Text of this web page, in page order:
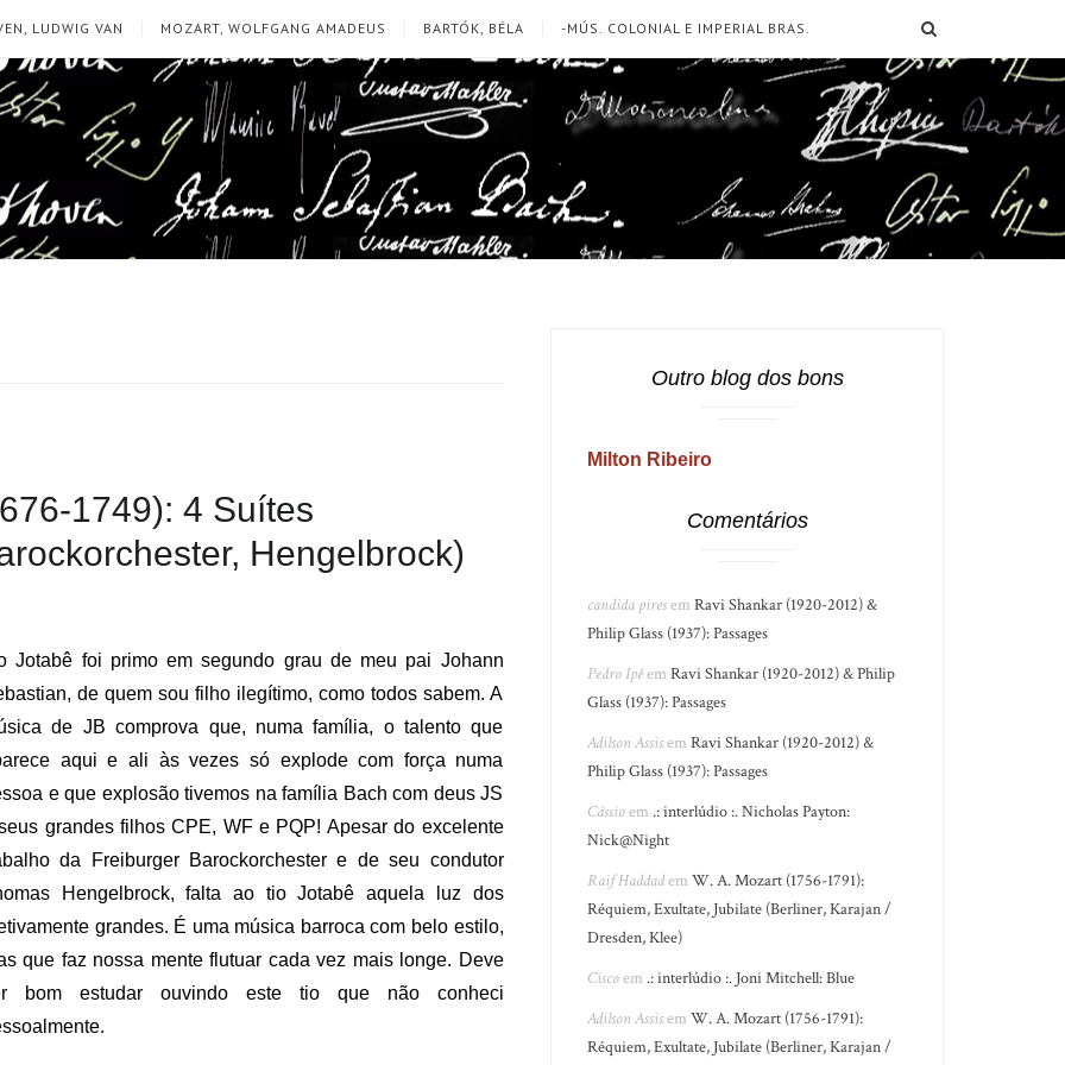
LUDWIG VAN MOZART, WOLFGANG AMADEUS BARTÓK, BÉLA -MÚS. COLONIAL E IMPERIAL BRAS.
1749): 4 Suítes
Hengelbrock)
Jotabê foi primo em segundo grau de meu pai Johann
de quem sou filho ilegítimo, como todos sabem. A
de JB comprova que, numa família, o talento que
aqui e ali às vezes só explode com força numa
e que explosão tivemos na família Bach com deus JS
grandes filhos CPE, WF e PQP! Apesar do excelente
da Freiburger Barockorchester e de seu condutor
Hengelbrock, falta ao tio Jotabê aquela luz dos
grandes. É uma música barroca com belo estilo,
que faz nossa mente flutuar cada vez mais longe. Deve
bom estudar ouvindo este tio que não conheci
Outro blog dos bons
Milton Ribeiro
Comentários
candida piresemRavi Shankar (1920-2012) &
Philip Glass (1937): Passages
Pedro IpêemRavi Shankar (1920-2012) & Philip
Glass (1937): Passages
Adilson AssisemRavi Shankar (1920-2012) &
Philip Glass (1937): Passages
Cássioem .: interlúdio :. Nicholas Payton:
Nick@Night
Raif HaddademW. A. Mozart (1756-1791):
Réquiem, Exultate, Jubilate (Berliner, Karajan /
Dresden, Klee)
Ciscoem .: interlúdio :. Joni Mitchell: Blue
Adilson AssisemW. A. Mozart (1756-1791):
Réquiem, Exultate, Jubilate (Berliner, Karajan /